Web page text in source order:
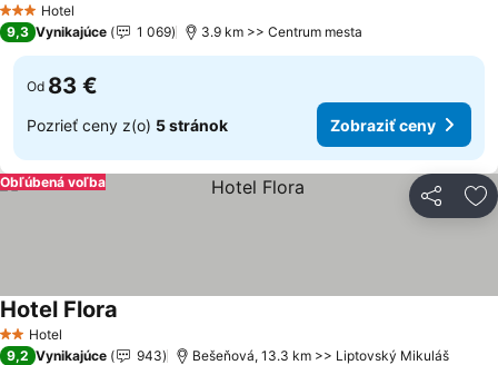
3 Počet hviezdičiek
Hotel
9,3 Vynikajúce 1 069 3.9 km >> Centrum mesta
Od 83 €
Pozrieť ceny z(o) 5 stránok Zobraziť ceny
Zdieľať
Obľúbená voľba
2 Počet hviezdičiek
Hotel
Hotel Flora
9,2 Vynikajúce 943 Bešeňová, 13.3 km >> Liptovský Mikuláš